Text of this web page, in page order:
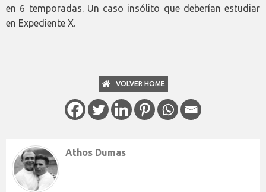
en 6 temporadas. Un caso insólito que deberían estudiar
en Expediente X.
VOLVER HOME
Athos Dumas